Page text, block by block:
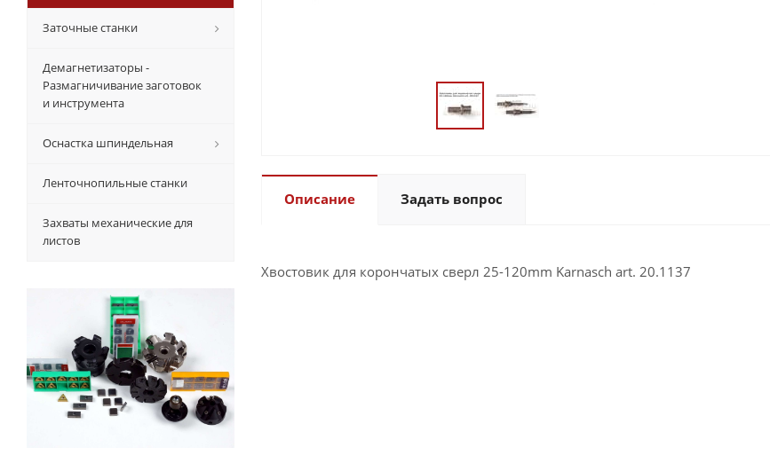
Описание Задать вопрос
Хвостовик для корончатых сверл 25-120mm Karnasch art. 20.1137
Заточные станки
Демагнетизаторы -
Размагничивание заготовок
и инструмента
Оснастка шпиндельная
Ленточнопильные станки
Захваты механические для
листов